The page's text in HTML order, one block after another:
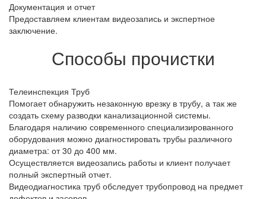
Документация и отчет
Предоставляем клиентам видеозапись и экспертное
заключение.
Способы прочистки
Телеинспекция Труб
Помогает обнаружить незаконную врезку в трубу, а так же
создать схему разводки канализационной системы.
Благодаря наличию современного специализированного
оборудования можно диагностировать трубы различного
диаметра: от 30 до 400 мм.
Осуществляется видеозапись работы и клиент получает
полный экспертный отчет.
Видеодиагностика труб обследует трубопровод на предмет